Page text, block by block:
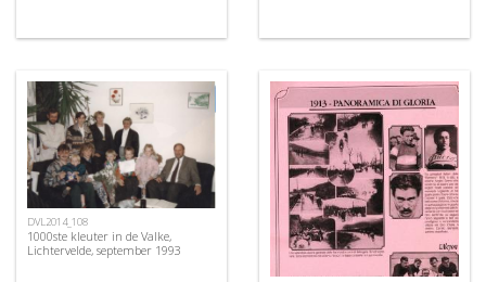
DVL2014_108
1000ste kleuter in de Valke,
Lichtervelde, september 1993